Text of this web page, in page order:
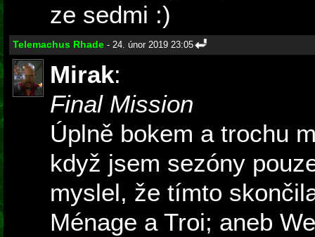
ze sedmi :)
Telemachus Rhade - 24. únor 2019 23:05
Mirak:
Final Mission
Úplně bokem a trochu
když jsem sezóny
myslel, že tímto
Ménage a Troi; aneb